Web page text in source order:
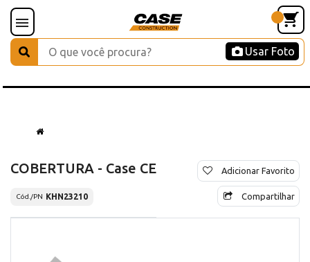
Usar Foto
COBERTURA - Case CE
Cód./PN KHN23210
Adicionar Favorito
Compartilhar